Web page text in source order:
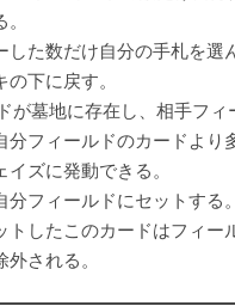
した数だけ自分の手札を選
下に戻す。
が墓地に存在し、相手フィ
分フィールドのカードより
ズに発動できる。
分フィールドにセットする。
トしたこのカードはフィー
される。